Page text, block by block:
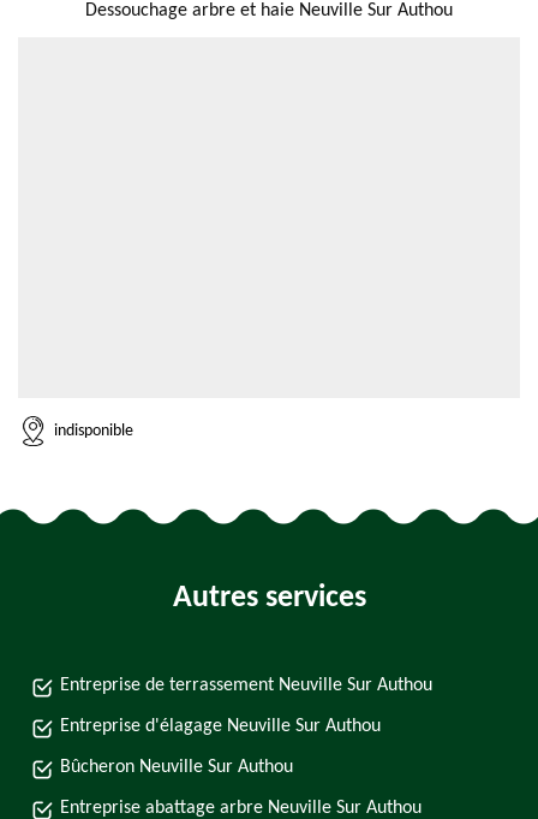
Dessouchage arbre et haie Neuville Sur Authou
indisponible
Autres services
Entreprise de terrassement Neuville Sur Authou
Entreprise d'élagage Neuville Sur Authou
Bûcheron Neuville Sur Authou
Entreprise abattage arbre Neuville Sur Authou